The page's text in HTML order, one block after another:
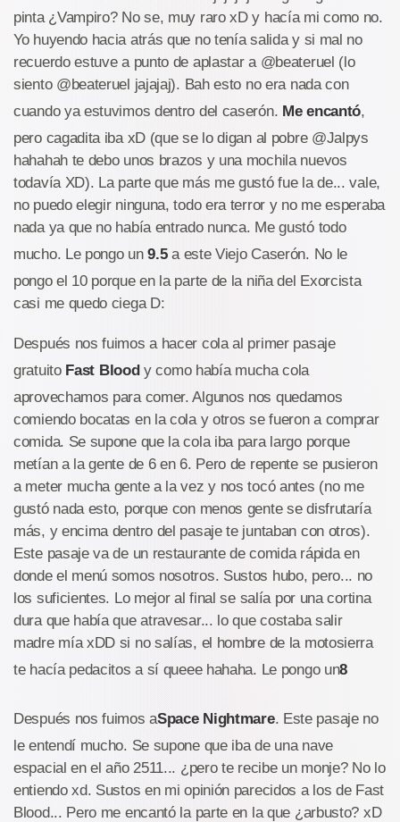
pinta ¿Vampiro? No se, muy raro xD y hacía mi como no.
Yo huyendo hacia atrás que no tenía salida y si mal no
recuerdo estuve a punto de aplastar a @beateruel (lo
siento @beateruel jajajaj). Bah esto no era nada con
cuando ya estuvimos dentro del caserón. Me encantó,
pero cagadita iba xD (que se lo digan al pobre @Jalpys
hahahah te debo unos brazos y una mochila nuevos
todavía XD). La parte que más me gustó fue la de... vale,
no puedo elegir ninguna, todo era terror y no me esperaba
nada ya que no había entrado nunca. Me gustó todo
mucho. Le pongo un9.5a este Viejo Caserón. No le
pongo el 10 porque en la parte de la niña del Exorcista
casi me quedo ciega D:
Después nos fuimos a hacer cola al primer pasaje
gratuito Fast Bloody como había mucha cola
aprovechamos para comer. Algunos nos quedamos
comiendo bocatas en la cola y otros se fueron a comprar
comida. Se supone que la cola iba para largo porque
metían a la gente de 6 en 6. Pero de repente se pusieron
a meter mucha gente a la vez y nos tocó antes (no me
gustó nada esto, porque con menos gente se disfrutaría
más, y encima dentro del pasaje te juntaban con otros).
Este pasaje va de un restaurante de comida rápida en
donde el menú somos nosotros. Sustos hubo, pero... no
los suficientes. Lo mejor al final se salía por una cortina
dura que había que atravesar... lo que costaba salir
madre mía xDD si no salías, el hombre de la motosierra
te hacía pedacitos a sí queee hahaha. Le pongo un8
Después nos fuimos aSpace Nightmare. Este pasaje no
le entendí mucho. Se supone que iba de una nave
espacial en el año 2511... ¿pero te recibe un monje? No lo
entiendo xd. Sustos en mi opinión parecidos a los de Fast
Blood... Pero me encantó la parte en la que ¿arbusto? xD